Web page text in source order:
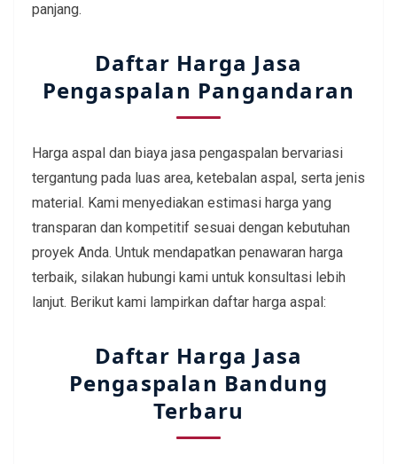
panjang.
Daftar Harga Jasa
Pengaspalan Pangandaran
Harga aspal dan biaya jasa pengaspalan bervariasi
tergantung pada luas area, ketebalan aspal, serta jenis
material. Kami menyediakan estimasi harga yang
transparan dan kompetitif sesuai dengan kebutuhan
proyek Anda. Untuk mendapatkan penawaran harga
terbaik, silakan hubungi kami untuk konsultasi lebih
lanjut. Berikut kami lampirkan daftar harga aspal:
Daftar Harga Jasa
Pengaspalan Bandung
Terbaru